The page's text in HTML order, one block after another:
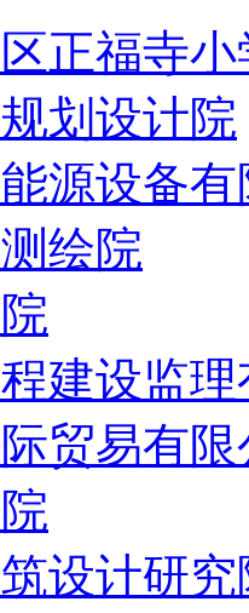
正福寺小
划设计院
源设备
绘院
建设监
贸易有限
设计研